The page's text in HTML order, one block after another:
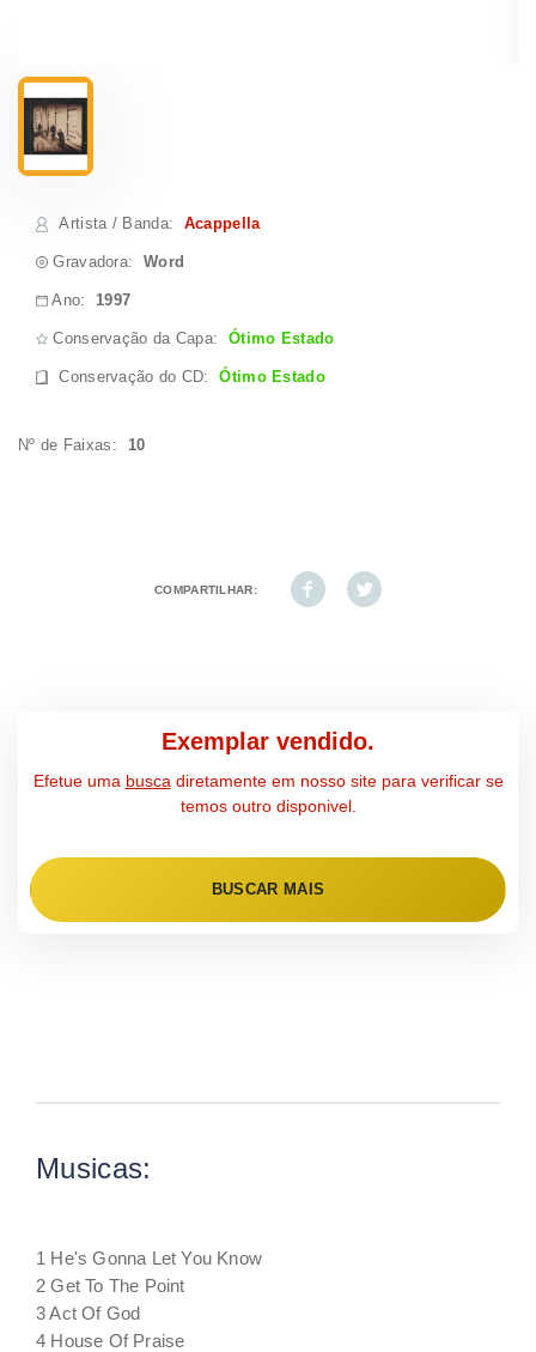
Artista / Banda: Acappella
Gravadora: Word
Ano: 1997
Conservação da Capa: Ótimo Estado
Conservação do CD:Ótimo Estado
Nº de Faixas: 10
COMPARTILHAR:
Exemplar vendido.
Efetue uma busca diretamente em nosso site para verificar se
temos outro disponivel.
BUSCAR MAIS
Musicas:
1 He's Gonna Let You Know
2 Get To The Point
3 Act Of God
4 House Of Praise